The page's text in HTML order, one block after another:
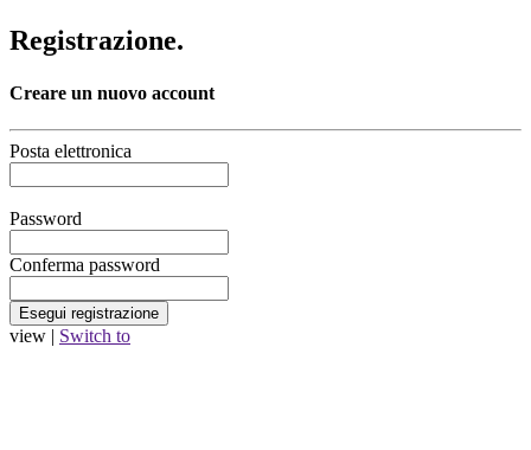
Registrazione.
Creare un nuovo account
Posta elettronica
Password
Conferma password
view | Switch to